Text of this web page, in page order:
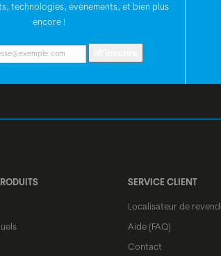
technologies, évènements, et bien plus
encore !
SERVICE CLIENT
Localisateur de
Aide (FAQ)
Contact